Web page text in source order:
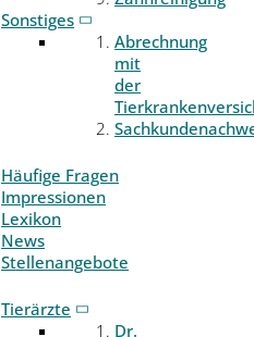
Sonstiges
Abrechnung
mit
der
Häufige Fragen
Impressionen
Lexikon
News
Stellenangebote
Tierärzte
Dr.